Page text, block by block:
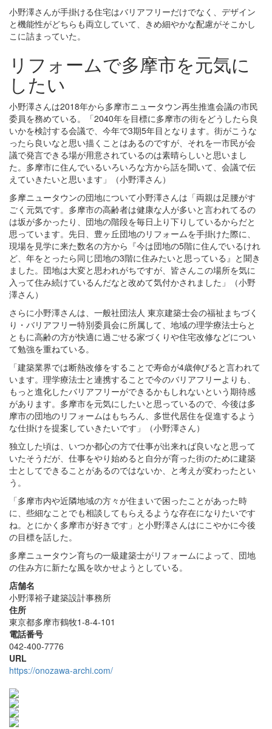
小野澤さんが手掛ける住宅はバリアフリーだけでなく、デザイン
と機能性がどちらも両立していて、きめ細やかな配慮がそこかし
こに詰まっていた。
リフォームで多摩市を元気に
したい
小野澤さんは2018年から多摩市ニュータウン再生推進会議の市民
委員を務めている。「2040年を目標に多摩市の街をどうしたら良
いかを検討する会議で、今年で3期5年目となります。街がこうな
ったら良いなと思い描くことはあるのですが、それを一市民が会
議で発言できる場が用意されているのは素晴らしいと思いまし
た。多摩市に住んでいるいろいろな方から話を聞いて、会議で伝
えていきたいと思います」（小野澤さん）
多摩ニュータウンの団地について小野澤さんは「両親は足腰がす
ごく元気です。多摩市の高齢者は健康な人が多いと言われてるの
は坂が多かったり、団地の階段を毎日上り下りしているからだと
思っています。先日、豊ヶ丘団地のリフォームを手掛けた際に、
現場を見学に来た数名の方から『今は団地の5階に住んでいるけれ
ど、年をとったら同じ団地の3階に住みたいと思っている』と聞き
ました。団地は大変と思われがちですが、皆さんこの場所を気に
入って住み続けているんだなと改めて気付かされました」（小野
澤さん）
さらに小野澤さんは、一般社団法人 東京建築士会の福祉まちづく
り・バリアフリー特別委員会に所属して、地域の理学療法士らと
ともに高齢の方が快適に過ごせる家づくりや住宅改修などについ
て勉強を重ねている。
「建築業界では断熱改修をすることで寿命が4歳伸びると言われて
います。理学療法士と連携することで今のバリアフリーよりも、
もっと進化したバリアフリーができるかもしれないという期待感
があります。多摩市を元気にしたいと思っているので、今後は多
摩市の団地のリフォームはもちろん、多世代居住を促進するよう
な仕掛けを提案していきたいです」（小野澤さん）
独立した頃は、いつか都心の方で仕事が出来れば良いなと思って
いたそうだが、仕事をやり始めると自分が育った街のために建築
士としてできることがあるのではないか、と考えが変わったとい
う。
「多摩市内や近隣地域の方々が住まいで困ったことがあった時
に、些細なことでも相談してもらえるような存在になりたいです
ね。とにかく多摩市が好きです」と小野澤さんはにこやかに今後
の目標を話した。
多摩ニュータウン育ちの一級建築士がリフォームによって、団地
の住み方に新たな風を吹かせようとしている。
店舗名
小野澤裕子建築設計事務所
住所
東京都多摩市鶴牧1-8-4-101
電話番号
042-400-7776
URL
https://onozawa-archi.com/